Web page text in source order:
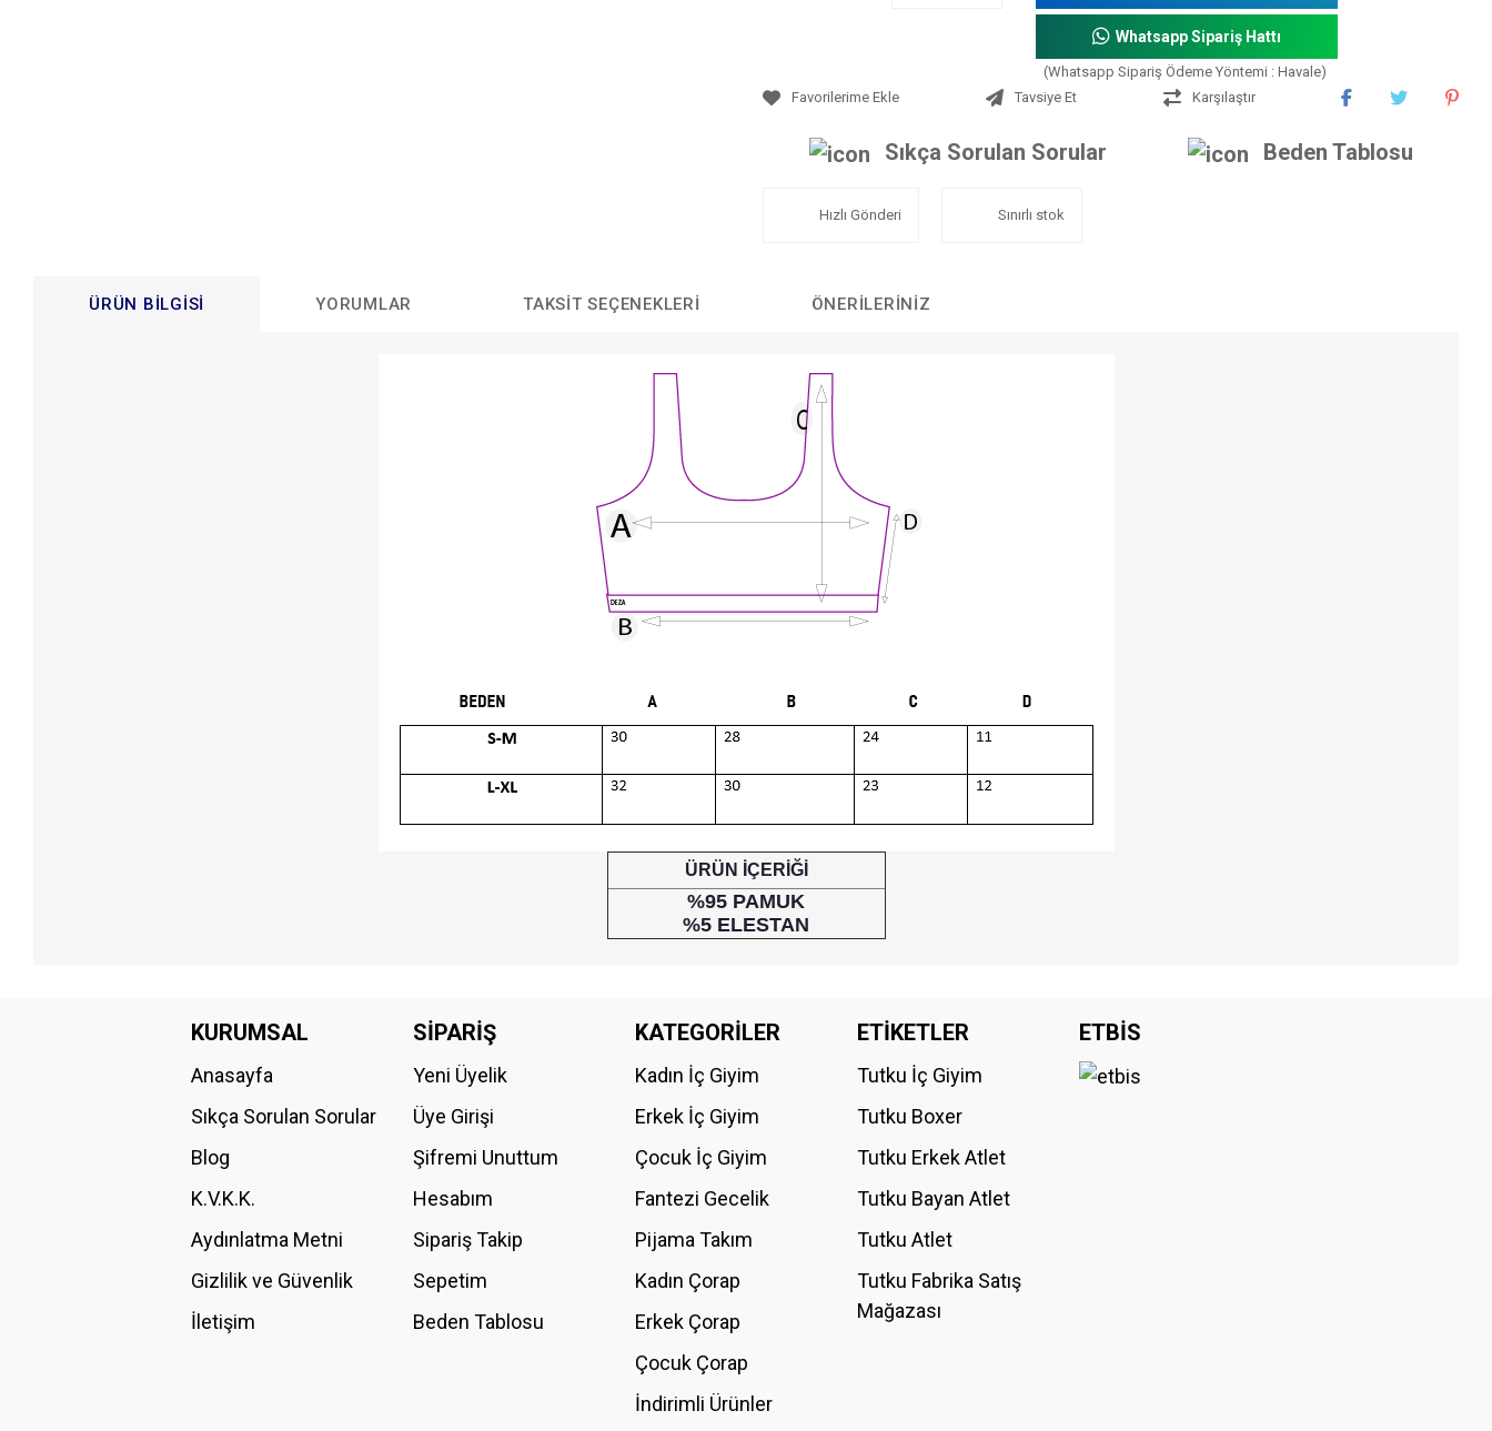
Whatsapp Sipariş Hattı
(Whatsapp Sipariş Ödeme Yöntemi : Havale)
Tavsiye Et
Karşılaştır
Sıkça Sorulan Sorular Beden Tablosu
Hızlı Gönderi Sınırlı stok
ÜRÜN BILGISI YORUMLAR TAKSIT SEÇENEKLERI ÖNERILERINIZ
ÜRÜN İÇERİĞİ
%95 PAMUK
%5 ELESTAN
Bu ürüne ilk yorumu siz yapın!
Ürün resmi kalitesiz, bozuk veya görüntülenemiyor.
Ürün fiyatı diğer sitelerden daha pahalı.
Bu ürüne benzer farklı alternatifler olmalı.
KURUMSAL
Anasayfa
Sıkça Sorulan Sorular
Blog
K.V.K.K.
Aydınlatma Metni
Gizlilik ve Güvenlik
İletişim
SİPARİŞ
Yeni Üyelik
Üye Girişi
Şifremi Unuttum
Hesabım
Sipariş Takip
Sepetim
Beden Tablosu
KATEGORİLER
Kadın İç Giyim
Erkek İç Giyim
Çocuk İç Giyim
Fantezi Gecelik
Pijama Takım
Kadın Çorap
Erkek Çorap
Çocuk Çorap
İndirimli Ürünler
ETİKETLER
Tutku İç Giyim
Tutku Boxer
Tutku Erkek Atlet
Tutku Bayan Atlet
Tutku Atlet
Tutku Fabrika Satış
Mağazası
ETBİS